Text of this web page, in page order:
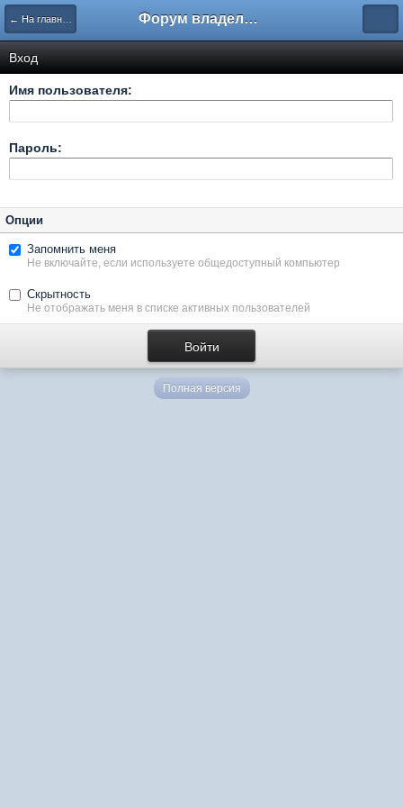
← На главную Форум владельцев интернет-магазинов
Вход
Имя пользователя:
Пароль:
Опции
Запомнить меня
Не включайте, если используете общедоступный компьютер
Скрытность
Не отображать меня в списке активных пользователей
Полная версия